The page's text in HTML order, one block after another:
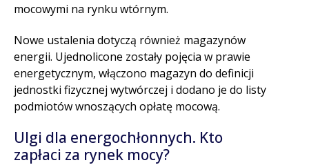
mocowymi na rynku wtórnym.
Nowe ustalenia dotyczą również magazynów
energii. Ujednolicone zostały pojęcia w prawie
energetycznym, włączono magazyn do definicji
jednostki fizycznej wytwórczej i dodano je do listy
podmiotów wnoszących opłatę mocową.
Ulgi dla energochłonnych. Kto
zapłaci za rynek mocy?